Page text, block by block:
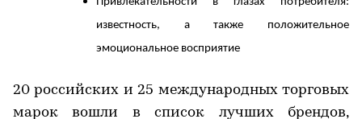
известность, а также положительное
эмоциональное восприятие
20 российских и 25 международных торговых
марок вошли в список лучших брендов,